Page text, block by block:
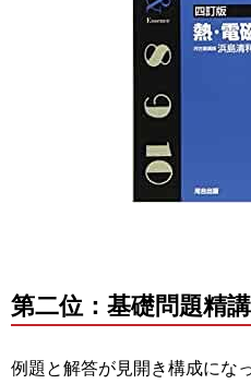
第二位：基礎問題精講
例題と解答が見開き構成にな